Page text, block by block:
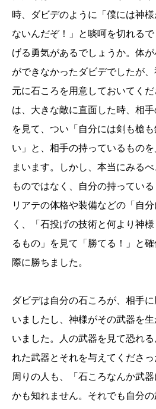
時、ダビデのように「僕には神
ないんだぞ！」と啖呵を切れる
げる勇気があるでしょうか。体
ができなかったダビデでしたが
元に石ころを用意しておいてく
は、大きな敵に直面した時、相
を見て、つい「自分には剣も槍
い」と、相手の持っているもの
まいます。しかし、本当にみる
ものではなく、自分の持ってい
リアテの体格や装備などの「自
く、「石投げの技術と何より神
るもの」を見て「勝てる！」と
際に勝ちました。
ダビデは自分の石ころが、相手
いましたし、神様がその武器を
いました。人の武器を見て恐れ
れた武器とそれを与えてくださっ
周りの人も、「石ころなんか武
かも知れません。それでも自分